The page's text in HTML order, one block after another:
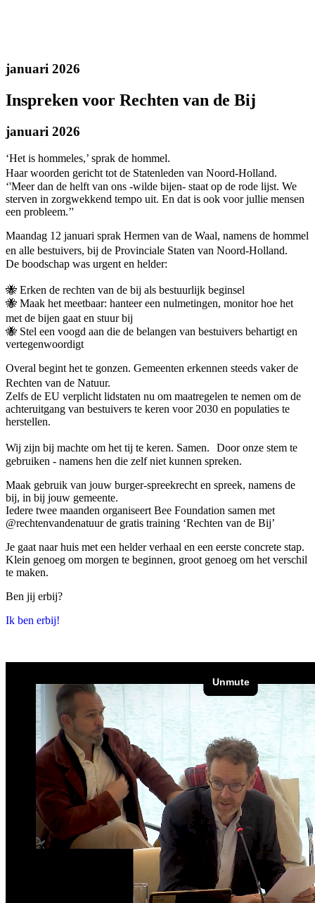
januari 2026
Inspreken voor Rechten van de Bij
januari 2026
‘Het is hommeles,’ sprak de hommel.
Haar woorden gericht tot de Statenleden van Noord-Holland.
‘'Meer dan de helft van ons -wilde bijen- staat op de rode lijst. We
sterven in zorgwekkend tempo uit. En dat is ook voor jullie mensen
een probleem.’'
Maandag 12 januari sprak Hermen van de Waal, namens de hommel
en alle bestuivers, bij de Provinciale Staten van Noord-Holland.
De boodschap was urgent en helder:
🐝 Erken de rechten van de bij als bestuurlijk beginsel
🐝 Maak het meetbaar: hanteer een nulmetingen, monitor hoe het
met de bijen gaat en stuur bij
🐝 Stel een voogd aan die de belangen van bestuivers behartigt en
vertegenwoordigt
Overal begint het te gonzen. Gemeenten erkennen steeds vaker de
Rechten van de Natuur.
Zelfs de EU verplicht lidstaten nu om maatregelen te nemen om de
achteruitgang van bestuivers te keren voor 2030 en populaties te
herstellen.
Wij zijn bij machte om het tij te keren. Samen. Door onze stem te
gebruiken - namens hen die zelf niet kunnen spreken.
Maak gebruik van jouw burger-spreekrecht en spreek, namens de
bij, in bij jouw gemeente.
Iedere twee maanden organiseert Bee Foundation samen met
@rechtenvandenatuur de gratis training ‘Rechten van de Bij’
Je gaat naar huis met een helder verhaal en een eerste concrete stap.
Klein genoeg om morgen te beginnen, groot genoeg om het verschil
te maken.
Ben jij erbij?
Ik ben erbij!